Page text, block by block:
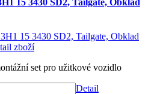
set pro užitkové vozidlo
Detail